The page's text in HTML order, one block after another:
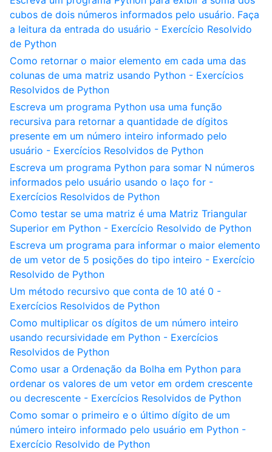
cubos de dois números informados pelo usuário. Faça
a leitura da entrada do usuário - Exercício Resolvido
de Python
Como retornar o maior elemento em cada uma das
colunas de uma matriz usando Python - Exercícios
Resolvidos de Python
Escreva um programa Python usa uma função
recursiva para retornar a quantidade de dígitos
presente em um número inteiro informado pelo
usuário - Exercícios Resolvidos de Python
Escreva um programa Python para somar N números
informados pelo usuário usando o laço for -
Exercícios Resolvidos de Python
Como testar se uma matriz é uma Matriz Triangular
Superior em Python - Exercício Resolvido de Python
Escreva um programa para informar o maior elemento
de um vetor de 5 posições do tipo inteiro - Exercício
Resolvido de Python
Um método recursivo que conta de 10 até 0 -
Exercícios Resolvidos de Python
Como multiplicar os dígitos de um número inteiro
usando recursividade em Python - Exercícios
Resolvidos de Python
Como usar a Ordenação da Bolha em Python para
ordenar os valores de um vetor em ordem crescente
ou decrescente - Exercícios Resolvidos de Python
Como somar o primeiro e o último dígito de um
número inteiro informado pelo usuário em Python -
Exercício Resolvido de Python